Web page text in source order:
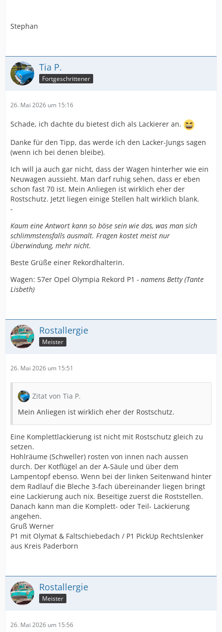
Stephan
Tia P.
Fortgeschrittener
26. Mai 2026 um 15:16
Schade, ich dachte du bietest dich als Lackierer an.
Danke für den Tipp, das werde ich den Lacker-Jungs sagen
(wenn ich bei denen bleibe).
Ich will ja auch gar nicht, dass der Wagen hinterher wie ein
Neuwagen aussieht. Man darf ruhig sehen, dass er eben
schon fast 70 ist. Mein Anliegen ist wirklich eher der
Rostschutz. Jetzt liegen einige Stellen halt wirklich blank.
-
Kaum eine Antwort kann so böse sein wie das, was man sich
schlimmstensfalls ausmalt. Fragen kostet meist nur
Überwindung, mehr nicht.
Beste Grüße einer Rekordhalterin.
Wagen: 57er Opel Olympia Rekord P1 - namens Betty (Tante
Lisbeth)
Rostallergie
Meister
26. Mai 2026 um 15:51
Zitat von Tia P.
Mein Anliegen ist wirklich eher der Rostschutz.
Eine Komplettlackierung ist nicht mit Rostschutz gleich zu
setzen.
Hohlräume (Schweller) rosten von innen nach aussen
durch. Der Kotflügel an der A-Säule und über dem
Lampentopf ebenso. Wenn bei der linken Seitenwand hinter
dem Radlauf die Bleche 3-fach übereinander liegen bringt
eine Lackierung auch nix. Beseitige zuerst die Roststellen.
Danach kann man die Komplett- oder Teil- Lackierung
angehen.
Gruß Werner
P1 mit Olymat & Faltschiebedach / P1 PickUp Rechtslenker
aus Kreis Paderborn
Rostallergie
Meister
26. Mai 2026 um 15:56